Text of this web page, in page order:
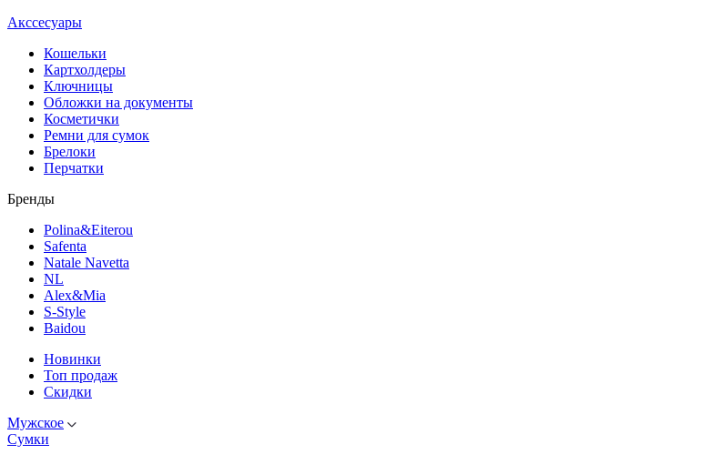
Акссесуары
Кошельки
Картхолдеры
Ключницы
Обложки на документы
Косметички
Ремни для сумок
Брелоки
Перчатки
Бренды
Polina&Eiterou
Safenta
Natale Navetta
NL
Alex&Mia
S-Style
Baidou
Новинки
Топ продаж
Скидки
Мужское
Сумки